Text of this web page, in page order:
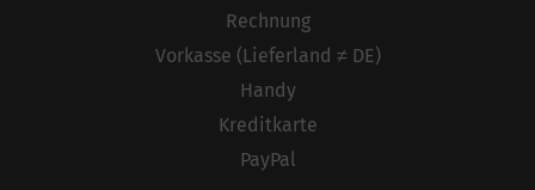
Rechnung
Vorkasse (Lieferland ≠ DE)
Handy
Kreditkarte
PayPal